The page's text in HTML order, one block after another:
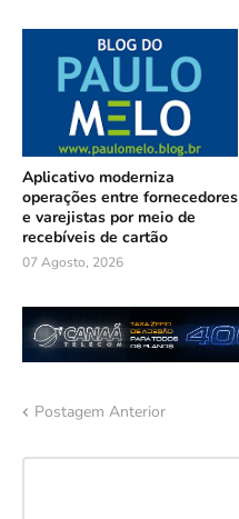
Aplicativo moderniza
operações entre fornecedores
e varejistas por meio de
recebíveis de cartão
07 Agosto, 2026
Postagem Anterior